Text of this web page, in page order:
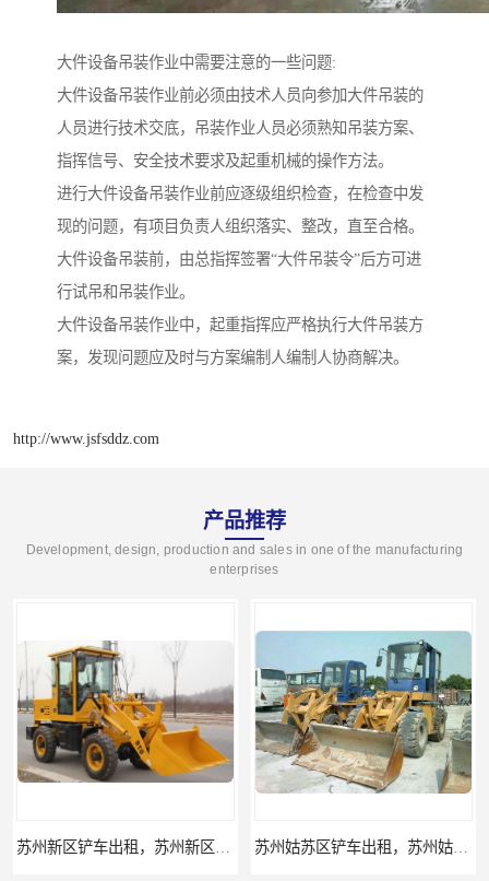
大件设备吊装作业中需要注意的一些问题:
大件设备吊装作业前必须由技术人员向参加大件吊装的
人员进行技术交底，吊装作业人员必须熟知吊装方案、
指挥信号、安全技术要求及起重机械的操作方法。
进行大件设备吊装作业前应逐级组织检查，在检查中发
现的问题，有项目负责人组织落实、整改，直至合格。
大件设备吊装前，由总指挥签署“大件吊装令”后方可进
行试吊和吊装作业。
大件设备吊装作业中，起重指挥应严格执行大件吊装方
案，发现问题应及时与方案编制人编制人协商解决。
http://www.jsfsddz.com
产品推荐
Development, design, production and sales in one of the manufacturing
enterprises
苏州新区铲车出租，苏州新区装载机出租 苏州姑苏区铲车出租，苏州姑苏区装载机出租